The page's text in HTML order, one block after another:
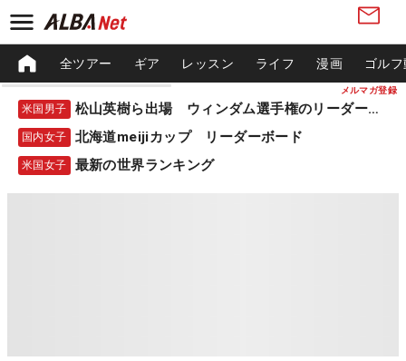
メルマガ登録
全ツアー ギア レッスン ライフ 漫画 ゴル
米国男子 松山英樹ら出場 ウィンダム選手権のリーダーボード
国内女子 北海道meijiカップ リーダーボード
米国女子 最新の世界ランキング